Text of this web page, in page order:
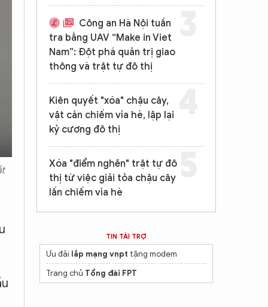
Công an Hà Nội tuần
tra bằng UAV “Make in Viet
Nam”: Đột phá quản trị giao
thông và trật tự đô thị
Kiên quyết "xóa" chậu cây,
vật cản chiếm vỉa hè, lập lại
kỷ cương đô thị
Xóa "điểm nghẽn" trật tự đô
thị từ việc giải tỏa chậu cây
lấn chiếm vỉa hè
TIN TÀI TRỢ
Ưu đãi lắp mạng vnpt tặng modem
Trang chủ Tổng đài FPT